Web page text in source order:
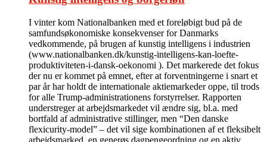
I vinter kom Nationalbanken med et foreløbigt bud på de
samfundsøkonomiske konsekvenser for Danmarks
vedkommende, på brugen af kunstig intelligens i industrien
(www.nationalbanken.dk/kunstig-intelligens-kan-loefte-
produktiviteten-i-dansk-oekonomi ). Det markerede det fokus
der nu er kommet på emnet, efter at forventningerne i snart et
par år har holdt de internationale aktiemarkeder oppe, til trods
for alle Trump-administrationens forstyrrelser. Rapporten
understreger at arbejdsmarkedet vil ændre sig, bl.a. med
bortfald af administrative stillinger, men “Den danske
flexicurity-model” – det vil sige kombinationen af et fleksibelt
arbejdsmarked, en generøs dagpengeordning og en aktiv